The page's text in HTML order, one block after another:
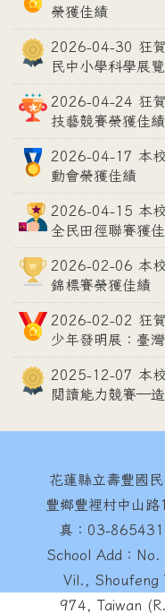
榮獲佳績
2026-04-30 狂
民中小學科學展
2026-04-24 狂
技藝競賽榮獲佳績
2026-04-17 本
動會榮獲佳績
2026-04-15 本
全民田徑聯賽獲
2026-02-06 本
錦標賽榮獲佳績
2026-02-02 狂
少年發明展：臺
2025-12-07 本
閱讀能力競賽—
花蓮縣立壽豐國
豐鄉豐裡村中山
真：03-
School Add：
Vil., Shoufeng
974, Taiwan